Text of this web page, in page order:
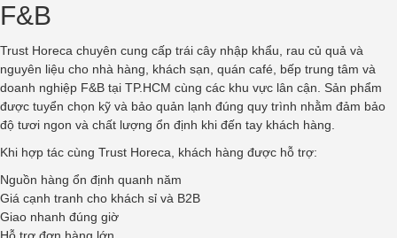
F&B
Trust Horeca chuyên cung cấp trái cây nhập khẩu, rau củ quả và
nguyên liệu cho nhà hàng, khách sạn, quán café, bếp trung tâm và
doanh nghiệp F&B tại TP.HCM cùng các khu vực lân cận. Sản phẩm
được tuyển chọn kỹ và bảo quản lạnh đúng quy trình nhằm đảm bảo
độ tươi ngon và chất lượng ổn định khi đến tay khách hàng.
Khi hợp tác cùng Trust Horeca, khách hàng được hỗ trợ:
Nguồn hàng ổn định quanh năm
Giá cạnh tranh cho khách sỉ và B2B
Giao nhanh đúng giờ